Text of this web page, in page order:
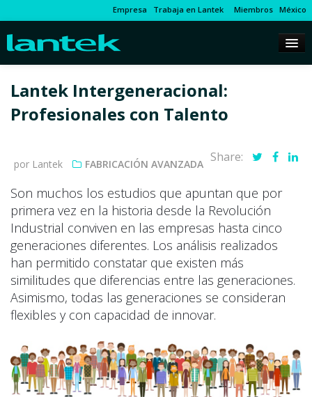
Empresa Trabaja en Lantek Miembros México
Lantek Intergeneracional:
Profesionales con Talento
por Lantek FABRICACIÓN AVANZADA Share:
Son muchos los estudios que apuntan que por
primera vez en la historia desde la Revolución
Industrial conviven en las empresas hasta cinco
generaciones diferentes. Los análisis realizados
han permitido constatar que existen más
similitudes que diferencias entre las generaciones.
Asimismo, todas las generaciones se consideran
flexibles y con capacidad de innovar.